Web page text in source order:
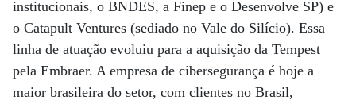
institucionais, o BNDES, a Finep e o Desenvolve SP) e
o Catapult Ventures (sediado no Vale do Silício). Essa
linha de atuação evoluiu para a aquisição da Tempest
pela Embraer. A empresa de cibersegurança é hoje a
maior brasileira do setor, com clientes no Brasil,